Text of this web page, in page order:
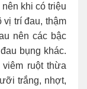
khi có triệu
vị trí đau, thậm
nên các bậc
bụng khác.
ruột thừa
trắng, nhợt,